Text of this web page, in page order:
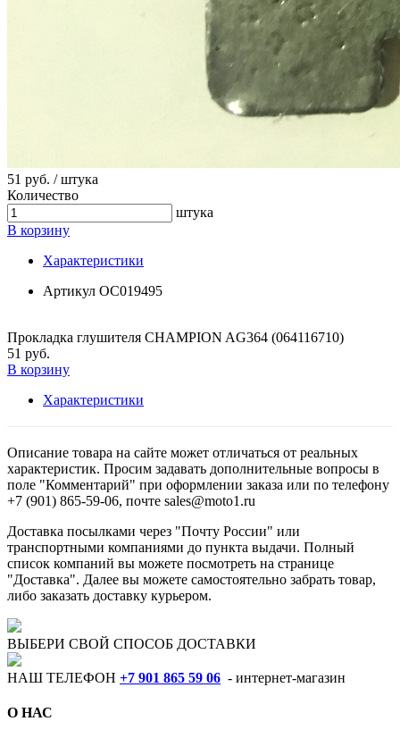
51 руб. / штука
Количество
штука
В корзину
Характеристики
Артикул ОС019495
Прокладка глушителя CHAMPION AG364 (064116710)
51 руб.
В корзину
Характеристики
Описание товара на сайте может отличаться от реальных
характеристик. Просим задавать дополнительные вопросы в
поле "Комментарий" при оформлении заказа или по телефону
+7 (901) 865-59-06, почте sales@moto1.ru
Доставка посылками через "Почту России" или
транспортными компаниями до пункта выдачи. Полный
список компаний вы можете посмотреть на странице
"Доставка". Далее вы можете самостоятельно забрать товар,
либо заказать доставку курьером.
ВЫБЕРИ СВОЙ СПОСОБ ДОСТАВКИ
НАШ ТЕЛЕФОН +7 901 865 59 06 - интернет-магазин
О НАС